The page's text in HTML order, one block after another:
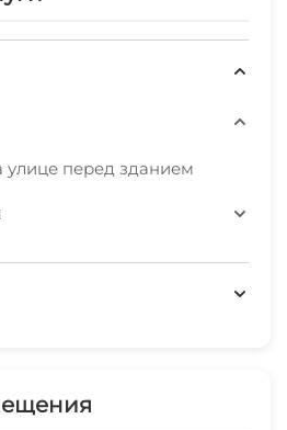
улице перед зданием